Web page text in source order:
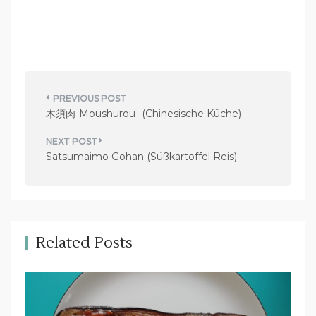
B
e
i
t
s
n
木須肉-Moushurou- (Chinesische Küche)
Satsumaimo Gohan (Süßkartoffel Reis)
Related Posts